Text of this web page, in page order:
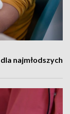
najmłodszych